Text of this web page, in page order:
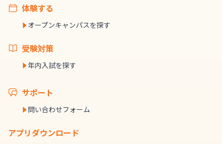
体験する
オープンキャンパスを探す
受験対策
年内入試を探す
サポート
問い合わせフォーム
アプリダウンロード